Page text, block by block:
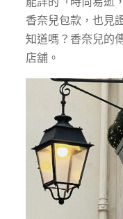
香奈兒包款，也見
知道嗎？香奈兒的
店舖。